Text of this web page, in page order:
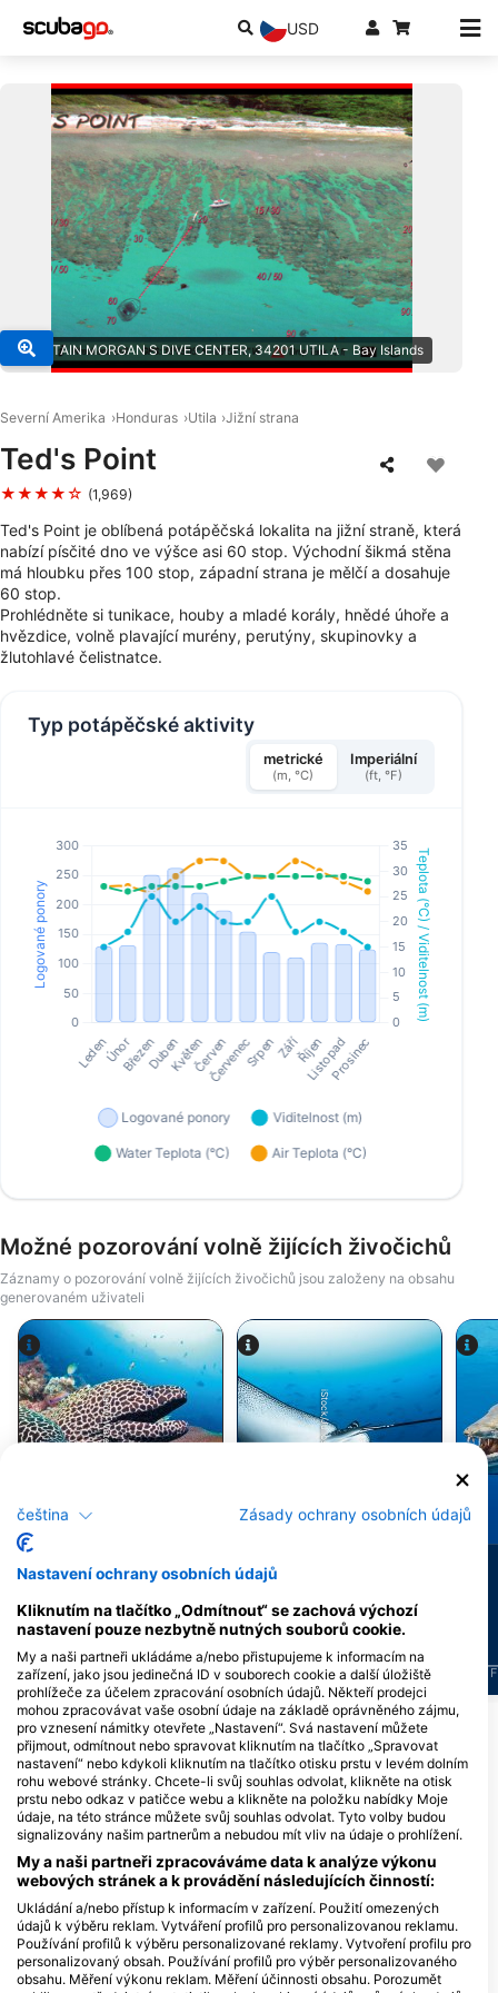
USD
© CAPTAIN MORGAN S DIVE CENTER, 34201 UTILA - Bay Islands
Severní Amerika Honduras Utila Jižní strana
Ted's Point
★★★★☆ (1,969)
Ted's Point je oblíbená potápěčská lokalita na jižní straně, která
nabízí písčité dno ve výšce asi 60 stop. Východní šikmá stěna
má hloubku přes 100 stop, západní strana je mělčí a dosahuje
60 stop.
Prohlédněte si tunikace, houby a mladé korály, hnědé úhoře a
hvězdice, volně plavající murény, perutýny, skupinovky a
žlutohlavé čelistnatce.
Typ potápěčské aktivity
metrické
(m, °C)
Imperiální
(ft, °F)
Možné pozorování volně žijících živočichů
Záznamy o pozorování volně žijících živočichů jsou založeny na obsahu
generovaném uživateli
Alamy-WaterFrame
24Pozorování
J F M A M J J A S O N D
iStock/Juliosanjuan
Siba - Eagle Ray
J F M A M J J A S O N D F
Potápěčská centra obsluhující tuto
potápěčskou lokalitu
TANK’D PRO DIVE CENTER
UTILA, Tim Hammar
Main Street - Utila, Bay Islands,
11041 Utila - Bay Islands, OH -
Honduras
Captain Morgan’s Dive
School Utila
SANDY BAY, 34201 UTILA - Bay
Islands, Honduras
čeština Zásady ochrany osobních údajů
Nastavení ochrany osobních údajů
Kliknutím na tlačítko „Odmítnout“ se zachová výchozí
nastavení pouze nezbytně nutných souborů cookie.
My a naši partneři ukládáme a/nebo přistupujeme k informacím na
zařízení, jako jsou jedinečná ID v souborech cookie a další úložiště
prohlížeče za účelem zpracování osobních údajů. Někteří prodejci
mohou zpracovávat vaše osobní údaje na základě oprávněného zájmu,
pro vznesení námitky otevřete „Nastavení“. Svá nastavení můžete
přijmout, odmítnout nebo spravovat kliknutím na tlačítko „Spravovat
nastavení“ nebo kdykoli kliknutím na tlačítko otisku prstu v levém dolním
rohu webové stránky. Chcete-li svůj souhlas odvolat, klikněte na otisk
prstu nebo odkaz v patičce webu a klikněte na položku nabídky Moje
údaje, na této stránce můžete svůj souhlas odvolat. Tyto volby budou
signalizovány našim partnerům a nebudou mít vliv na údaje o prohlížení.
My a naši partneři zpracováváme data k analýze výkonu
webových stránek a k provádění následujících činností:
Ukládání a/nebo přístup k informacím v zařízení. Použití omezených
údajů k výběru reklam. Vytváření profilů pro personalizovanou reklamu.
Používání profilů k výběru personalizované reklamy. Vytvoření profilu pro
personalizovaný obsah. Používání profilů pro výběr personalizovaného
obsahu. Měření výkonu reklam. Měření účinnosti obsahu. Porozumět